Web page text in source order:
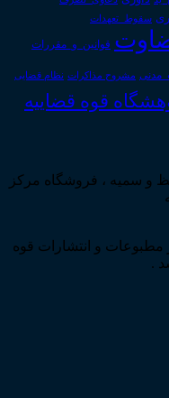
سقوط_تعهدات
قوانین_و_مقررات
مشروح مذاکرات نظام قضایی
قوه قضاییه
و سمیه ، فروشگاه مرکز
و انتشارات قوه
.